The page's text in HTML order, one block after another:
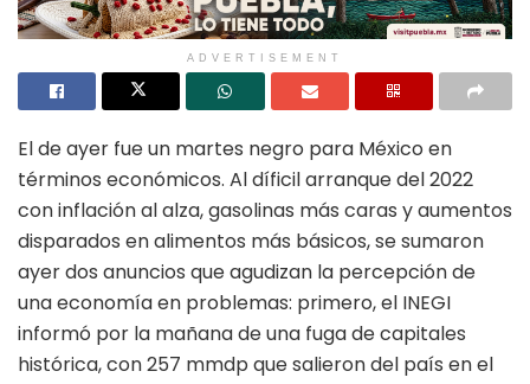
ADVERTISEMENT
El de ayer fue un martes negro para México en
términos económicos. Al díficil arranque del 2022
con inflación al alza, gasolinas más caras y aumentos
disparados en alimentos más básicos, se sumaron
ayer dos anuncios que agudizan la percepción de
una economía en problemas: primero, el INEGI
informó por la mañana de una fuga de capitales
histórica, con 257 mmdp que salieron del país en el